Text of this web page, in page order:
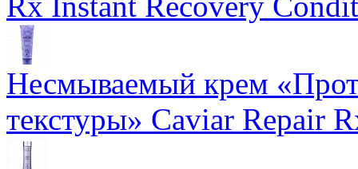
Несмываемый крем
текстуры» Caviar Repair